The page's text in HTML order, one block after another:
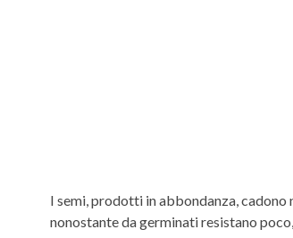
I semi, prodotti in abbondanza,
nonostante da germinati resistano